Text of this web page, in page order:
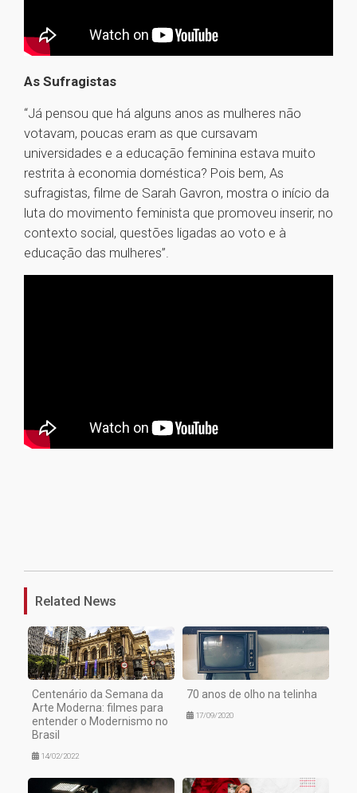
As Sufragistas
“Já pensou que há alguns anos as mulheres não
votavam, poucas eram as que cursavam
universidades e a educação feminina estava muito
restrita à economia doméstica? Pois bem, As
sufragistas, filme de Sarah Gavron, mostra o início da
luta do movimento feminista que promoveu inserir, no
contexto social, questões ligadas ao voto e à
educação das mulheres”.
Related News
Centenário da Semana da
Arte Moderna: filmes para
entender o Modernismo no
Brasil
14/02/2022
70 anos de olho na telinha
17/09/2020